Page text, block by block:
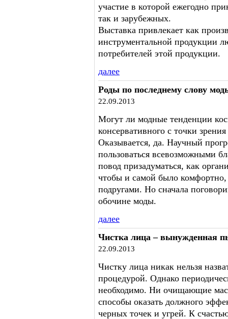
участие в которой ежегодно
так и зарубежных.
Выставка привлекает как
инструментальной продукции
потребителей этой продукции.
далее
Роды по последнему слову
22.09.2013
Могут ли модные тенденции
консервативного с точки
Оказывается, да. Научный
пользоваться всевозможными
повод призадуматься, как
чтобы и самой было комфортно,
подругами. Но сначала
обочине моды.
далее
Чистка лица – вынужденная
22.09.2013
Чистку лица никак нельзя
процедурой. Однако
необходимо. Ни очищающие
способы оказать должного
черных точек и угрей. К